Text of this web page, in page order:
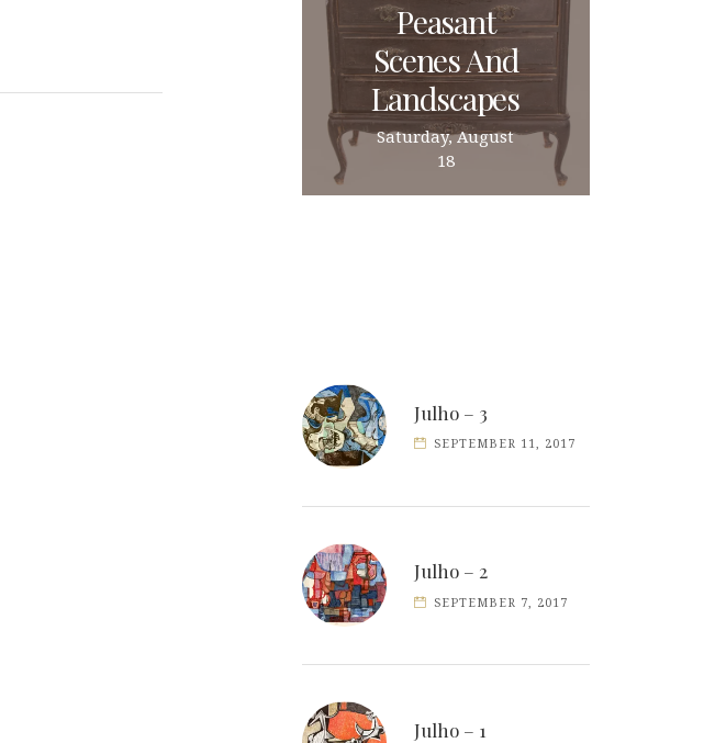
Peasant
Scenes And
Landscapes
Saturday, August
18
Julho – 3
SEPTEMBER 11, 2017
Julho – 2
SEPTEMBER 7, 2017
Julho – 1